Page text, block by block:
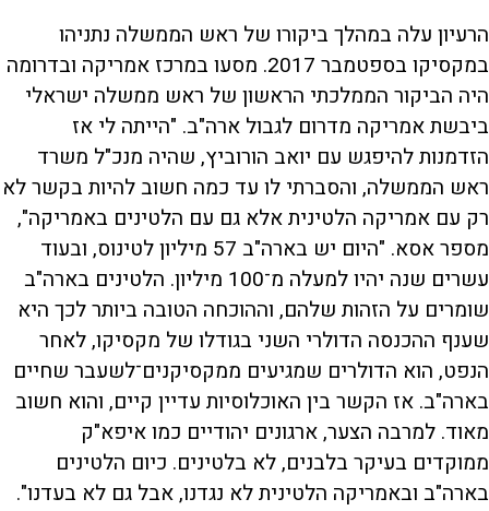
הרעיון עלה במהלך ביקורו של ראש הממשלה נתניהו
במקסיקו בספטמבר 2017. מסעו במרכז אמריקה ובדרומה
היה הביקור הממלכתי הראשון של ראש ממשלה ישראלי
ביבשת אמריקה מדרום לגבול ארה"ב. "הייתה לי אז
הזדמנות להיפגש עם יואב הורוביץ, שהיה מנכ"ל משרד
ראש הממשלה, והסברתי לו עד כמה חשוב להיות בקשר לא
רק עם אמריקה הלטינית אלא גם עם הלטינים באמריקה",
מספר אסא. "היום יש בארה"ב 57 מיליון לטינוס, ובעוד
עשרים שנה יהיו למעלה מ־100 מיליון. הלטינים בארה"ב
שומרים על הזהות שלהם, וההוכחה הטובה ביותר לכך היא
שענף ההכנסה הדולרי השני בגודלו של מקסיקו, לאחר
הנפט, הוא הדולרים שמגיעים ממקסיקנים־לשעבר שחיים
בארה"ב. אז הקשר בין האוכלוסיות עדיין קיים, והוא חשוב
מאוד. למרבה הצער, ארגונים יהודיים כמו איפא"ק
ממוקדים בעיקר בלבנים, לא בלטינים. כיום הלטינים
בארה"ב ובאמריקה הלטינית לא נגדנו, אבל גם לא בעדנו".